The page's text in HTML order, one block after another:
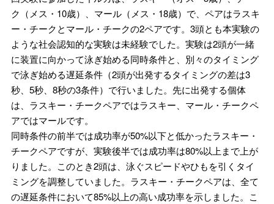
ク（メス・10歳）、マール（メス・18歳）で、ペアはラスキ
ー・チークとマール・チークの2ペアです。3頭とも本実験の
ような社会認知的な実験は未経験でした。実験は2頭が一緒
に装置に向かって泳ぎ始める同時条件と、別々のタイミング
で泳ぎ始める遅延条件（2頭が出発するタイミングの差は3
秒、5秒、8秒の3条件）で行いました。先に出発する個体
は、ラスキー・チークペアではラスキー、マール・チークペ
アではマールです。
同時条件の前半では成功率が50%以下と低かったラスキー・
チークペアですが、実験後半では成功率は80%以上まで上が
りました。このとき2頭は、泳ぐスピードやひもを引くタイ
ミングを調整していました。ラスキー・チークペアは、全て
の遅延条件において85%以上の高い成功率を示しました。こ